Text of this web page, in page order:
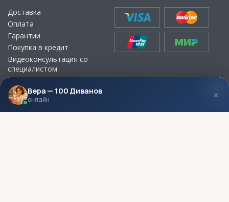
Доставка
Оплата
Гарантии
Покупка в кредит
Видеоконсультация со
специалистом
Выбор ткани для мебели без
визита в магазин
МЫ В СОЦСЕТЯХ КОНТАКТЫ
Вера — 100 Диванов
онлайн ×